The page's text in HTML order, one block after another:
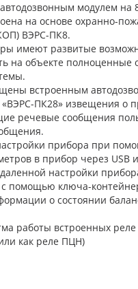
модулем на
на основе охранно-
ВЭРС-ПК8.
имеют развитые
на объекте
встроенным
ПК28» извещения о
речевые сообщения
прибора при
в прибор через USB
настройки
помощью ключа-
о состоянии
работы встроенных
как реле ПЦН)